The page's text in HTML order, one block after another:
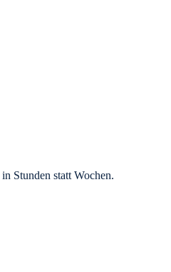
Stunden statt Wochen.